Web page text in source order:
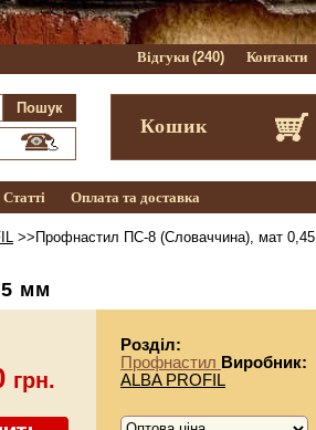
Відгуки (240) Контакти
Кошик
Статті Оплата та доставка
>>Профнастил ПС-8 (Словаччина), мат 0,45
мм
грн.
Розділ:
Профнастил Виробник:
ALBA PROFIL